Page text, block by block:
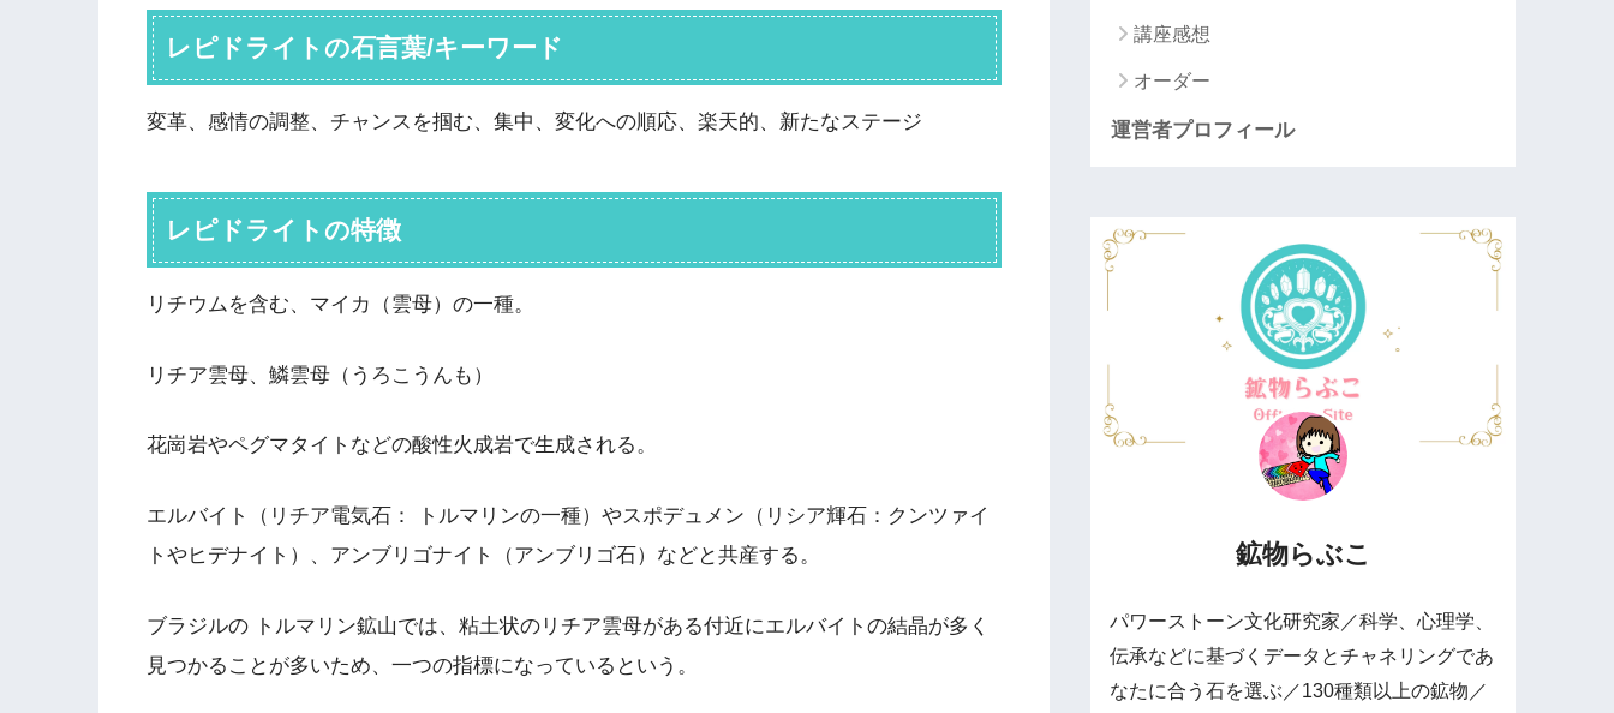
レピドライトの石言葉/キーワード
変革、感情の調整、チャンスを掴む、集中、変化への順応、楽天的、新たなステージ
レピドライトの特徴
リチウムを含む、マイカ（雲母）の一種。
リチア雲母、鱗雲母（うろこうんも）
花崗岩やペグマタイトなどの酸性火成岩で生成される。
エルバイト（リチア電気石： トルマリンの一種）やスポデュメン（リシア輝石：クンツァイ
トやヒデナイト）、アンブリゴナイト（アンブリゴ石）などと共産する。
ブラジルの トルマリン鉱山では、粘土状のリチア雲母がある付近にエルバイトの結晶が多く
見つかることが多いため、一つの指標になっているという。
講座感想
オーダー
運営者プロフィール
鉱物らぶこ
パワーストーン文化研究家／科学、心理学、
伝承などに基づくデータとチャネリングであ
なたに合う石を選ぶ／130種類以上の鉱物／